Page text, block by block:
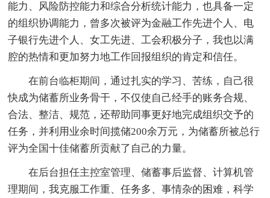
能力、风险防控能力和综合分析统计能力，也具备一定
的组织协调能力，曾多次被评为金融工作先进个人、电
子银行先进个人、女工先进、工会积极分子，我也以满
腔的热情和更加努力地工作回报组织的肯定和信任。
在前台临柜期间，通过扎实的学习、苦练，自己很
快成为储蓄所业务骨干，不仅使自己经手的账务合规、
合法、整洁、规范，还帮助同事更好地完成组织交予的
任务，并利用业余时间揽储200余万元，为储蓄所被总行
评为全国十佳储蓄所贡献了自己的力量。
在后台担任主控室管理、储蓄事后监督、计算机管
理期间，我克服工作重、任务多、事情杂的困难，科学